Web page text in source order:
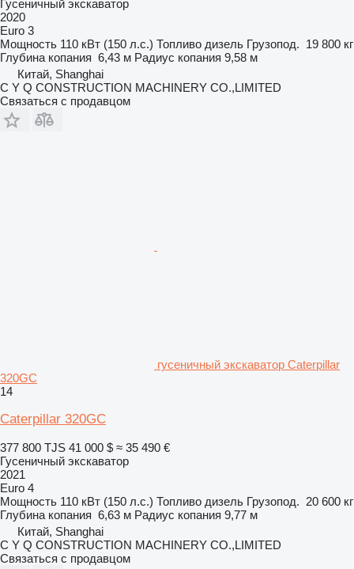
Гусеничный экскаватор
2020
Euro 3
Мощность 110 кВт (150 л.с.) Топливо дизель Грузопод. 19 800 кг
Глубина копания 6,43 м Радиус копания 9,58 м
Китай, Shanghai
C Y Q CONSTRUCTION MACHINERY CO.,LIMITED
Связаться с продавцом
гусеничный экскаватор Caterpillar
320GC
14
Caterpillar 320GC
377 800 TJS 41 000 $ ≈ 35 490 €
Гусеничный экскаватор
2021
Euro 4
Мощность 110 кВт (150 л.с.) Топливо дизель Грузопод. 20 600 кг
Глубина копания 6,63 м Радиус копания 9,77 м
Китай, Shanghai
C Y Q CONSTRUCTION MACHINERY CO.,LIMITED
Связаться с продавцом